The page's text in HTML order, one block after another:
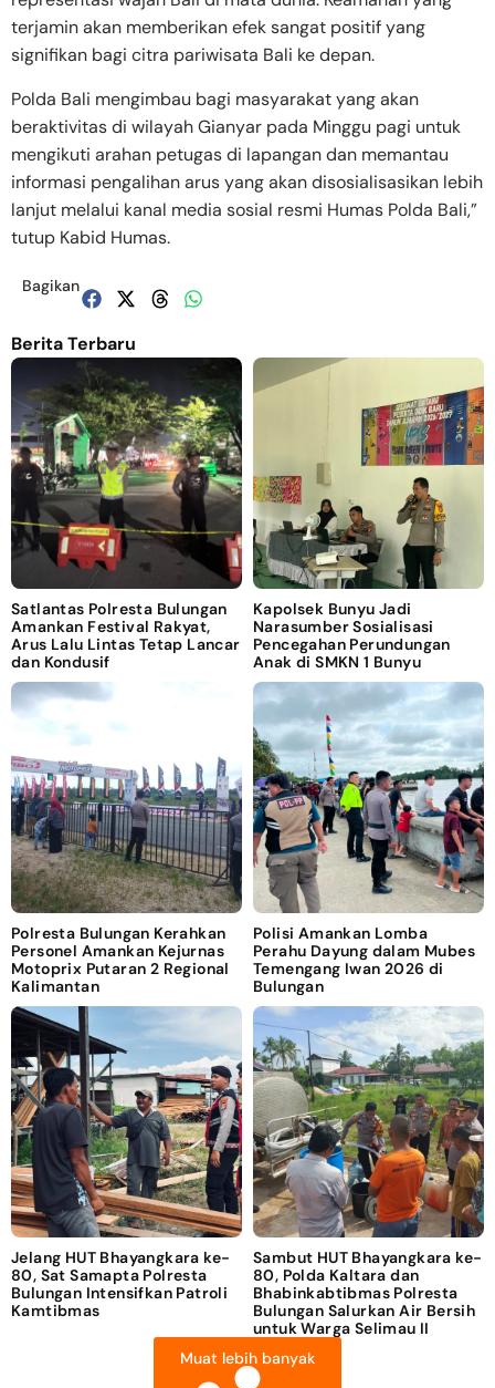
terjamin akan memberikan efek sangat positif yang
signifikan bagi citra pariwisata Bali ke depan.
Polda Bali mengimbau bagi masyarakat yang akan
beraktivitas di wilayah Gianyar pada Minggu pagi untuk
mengikuti arahan petugas di lapangan dan memantau
informasi pengalihan arus yang akan disosialisasikan lebih
lanjut melalui kanal media sosial resmi Humas Polda Bali,”
tutup Kabid Humas.
Bagikan
Berita Terbaru
Satlantas Polresta Bulungan
Amankan Festival Rakyat,
Arus Lalu Lintas Tetap Lancar
dan Kondusif
Kapolsek Bunyu Jadi
Narasumber Sosialisasi
Pencegahan Perundungan
Anak di SMKN 1 Bunyu
Polresta Bulungan Kerahkan
Personel Amankan Kejurnas
Motoprix Putaran 2 Regional
Kalimantan
Polisi Amankan Lomba
Perahu Dayung dalam Mubes
Temengang Iwan 2026 di
Bulungan
Jelang HUT Bhayangkara ke-
80, Sat Samapta Polresta
Bulungan Intensifkan Patroli
Kamtibmas
Sambut HUT Bhayangkara ke-
80, Polda Kaltara dan
Bhabinkabtibmas Polresta
Bulungan Salurkan Air Bersih
untuk Warga Selimau II
Muat lebih banyak